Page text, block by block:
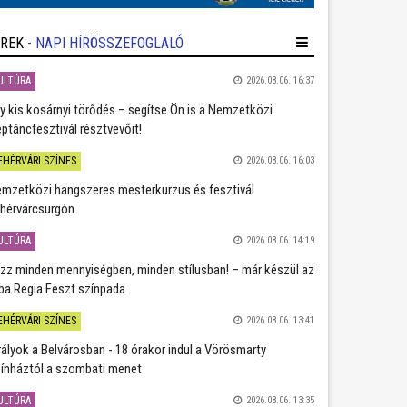
- NAPI HÍRÖSSZEFOGLALÓ
2026.08.06. 16:37
kis kosárnyi törődés – segítse Ön is a Nemzetközi
résztvevőit!
SZÍNES 2026.08.06. 16:03
hangszeres mesterkurzus és fesztivál
2026.08.06. 14:19
minden mennyiségben, minden stílusban! – már készül az
Regia Feszt színpada
SZÍNES 2026.08.06. 13:41
a Belvárosban - 18 órakor indul a Vörösmarty
a szombati menet
2026.08.06. 13:35